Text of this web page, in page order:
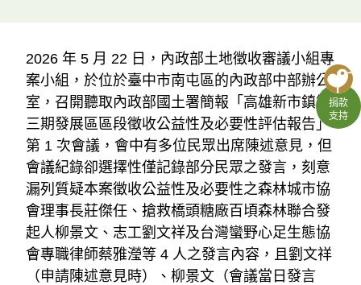
YouTube
捐款
支持
2026 年 5 月 22 日，內政部土地徵收審議小組專
案小組，於位於臺中市南屯區的內政部中部辦公
室，召開聽取內政部國土署簡報「高雄新市鎮第
三期發展區區段徵收公益性及必要性評估報告」
第 1 次會議，會中有多位民眾出席陳述意見，但
會議紀錄卻選擇性僅記錄部分民眾之發言，刻意
漏列質疑本案徵收公益性及必要性之森林城市協
會理事長莊傑任、 搶救橋頭糖廠百頃森林聯合發
起人柳景文 、志工劉文祥及台灣蠻野心足生態協
會專職律師蔡雅瀅等 4 人之發言內容，且劉文祥
（申請陳述意見時）、柳景文（會議當日發言